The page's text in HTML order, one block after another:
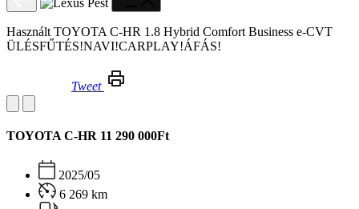
Használt TOYOTA C-HR 1.8 Hybrid Comfort Business e-CVT
ÜLÉSFŰTÉS!NAVI!CARPLAY!ÁFÁS!
Tweet
TOYOTA C-HR 11 290 000Ft
2025/05
6 269 km